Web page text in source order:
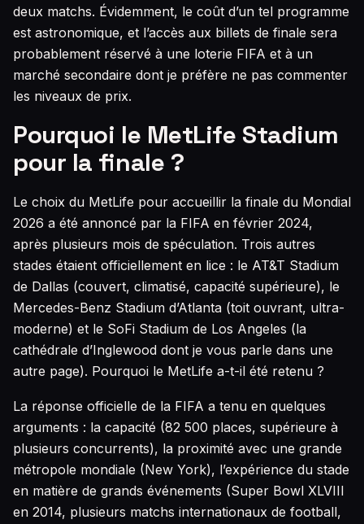
deux matchs. Évidemment, le coût d’un tel programme
est astronomique, et l’accès aux billets de finale sera
probablement réservé à une loterie FIFA et à un
marché secondaire dont je préfère ne pas commenter
les niveaux de prix.
Pourquoi le MetLife Stadium
pour la finale ?
Le choix du MetLife pour accueillir la finale du Mondial
2026 a été annoncé par la FIFA en février 2024,
après plusieurs mois de spéculation. Trois autres
stades étaient officiellement en lice : le AT&T Stadium
de Dallas (couvert, climatisé, capacité supérieure), le
Mercedes-Benz Stadium d’Atlanta (toit ouvrant, ultra-
moderne) et le SoFi Stadium de Los Angeles (la
cathédrale d’Inglewood dont je vous parle dans une
autre page). Pourquoi le MetLife a-t-il été retenu ?
La réponse officielle de la FIFA a tenu en quelques
arguments : la capacité (82 500 places, supérieure à
plusieurs concurrents), la proximité avec une grande
métropole mondiale (New York), l’expérience du stade
en matière de grands événements (Super Bowl XLVIII
en 2014, plusieurs matchs internationaux de football,